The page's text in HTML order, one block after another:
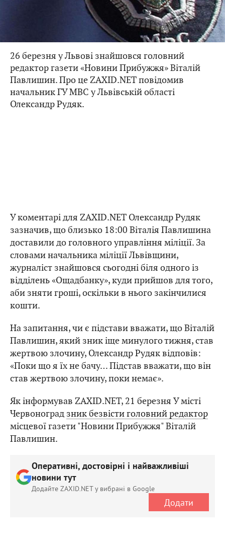
26 березня у Львові знайшовся головний
редактор газети «Новини Прибужжя» Віталій
Павлишин. Про це ZAXID.NET повідомив
начальник ГУ МВС у Львівській області
Олександр Рудяк.
У коментарі для ZAXID.NET Олександр Рудяк
зазначив, що близько 18:00 Віталія Павлишина
доставили до головного управління міліції. За
словами начальника міліції Львівщини,
журналіст знайшовся сьогодні біля одного із
відділень «Ощадбанку», куди прийшов для того,
аби зняти гроші, оскільки в нього закінчилися
кошти.
На запитання, чи є підстави вважати, що Віталій
Павлишин, який зник іще минулого тижня, став
жертвою злочину, Олександр Рудяк відповів:
«Поки що я їх не бачу… Підстав вважати, що він
став жертвою злочину, поки немає».
Як інформував ZAXID.NET, 21 березня У місті
Червоноград зник безвісти головний редактор
місцевої газети "Новини Прибужжя" Віталій
Павлишин.
Оперативні, достовірні і найважливіші
новини тут
Додайте ZAXID.NET у вибрані в Google
Додати